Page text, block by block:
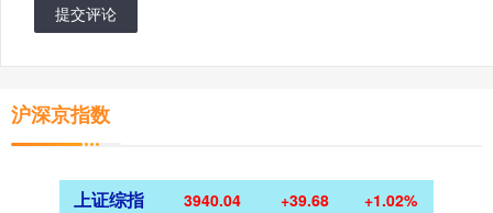
提交评论
沪深京指数
上证综指 3940.04 +39.68 +1.02%